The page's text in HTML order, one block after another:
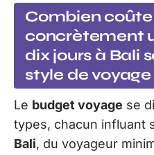
Combien coûte
concrètement
dix jours à Bali
style de voyage
Le budget voyage se
types, chacun influant
Bali, du voyageur